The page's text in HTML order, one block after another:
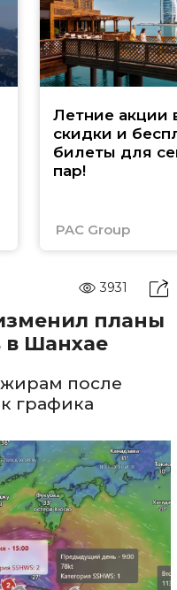
Летние акции
скидки и
билеты для
пар!
PAC Group
3931
планы
в Шанхае
после
графика